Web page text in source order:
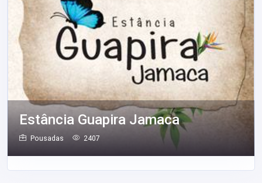
Estância Guapira Jamaca
Pousadas 2407